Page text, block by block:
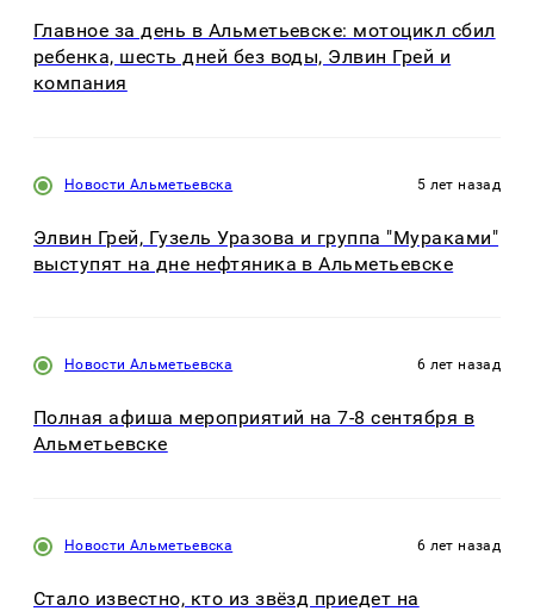
Главное за день в Альметьевске: мотоцикл сбил
ребенка, шесть дней без воды, Элвин Грей и
компания
Новости Альметьевска 5 лет назад
Элвин Грей, Гузель Уразова и группа "Мураками"
выступят на дне нефтяника в Альметьевске
Новости Альметьевска 6 лет назад
Полная афиша мероприятий на 7-8 сентября в
Альметьевске
Новости Альметьевска 6 лет назад
Стало известно, кто из звёзд приедет на